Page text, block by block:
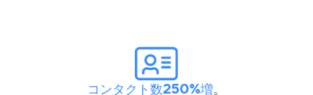
コンタクト数250%増。